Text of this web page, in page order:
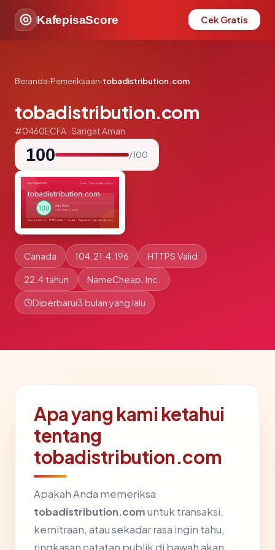
KafepisaScore Cek Gratis
Beranda›Pemeriksaan›tobadistribution.com
tobadistribution.com
#0460ECFA · Sangat Aman
100 / 100
Canada 104.21.4.196 HTTPS Valid
22.4 tahun NameCheap, Inc.
Diperbarui3 bulan yang lalu
Apa yang kami ketahui
tentang
tobadistribution.com
Apakah Anda memeriksa
tobadistribution.comuntuk transaksi,
kemitraan, atau sekadar rasa ingin tahu,
ringkasan catatan publik di bawah akan